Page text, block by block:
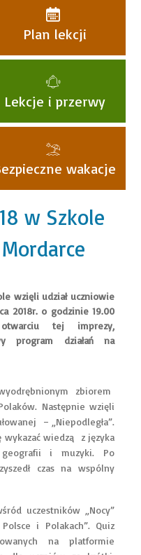
Plan lekcji
Lekcje i przerwy
wakacje
w Szkole
wzięli udział uczniowie
2018r. o godzinie 19.00
tej imprezy,
program działań na
zbiorem
Następnie wzięli
– „Niepodległa”.
wiedzą z języka
i muzyki. Po
czas na wspólny
uczestników „Nocy”
i Polakach”. Quiz
na platformie